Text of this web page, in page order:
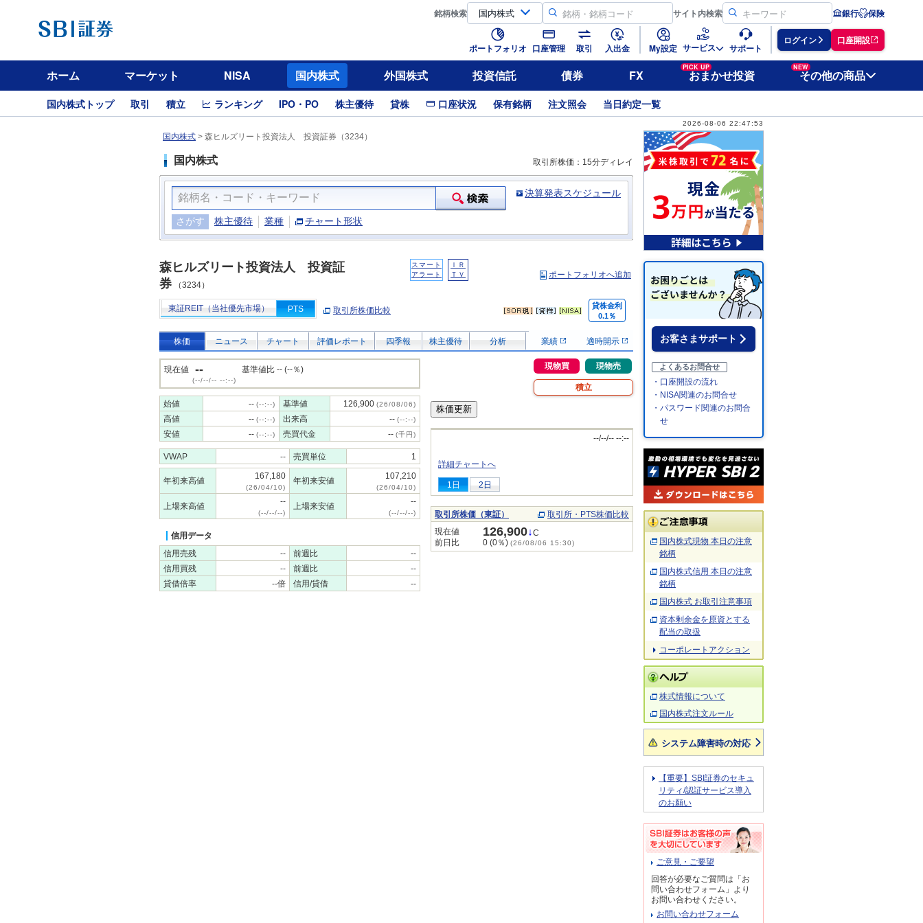
銘柄検索 サイト内検索 銀行 保険
ポートフォリオ 口座管理 取引 入出金 My設定 サービス サポート
ログイン 口座開設
ホーム マーケット NISA 国内株式 外国株式 投資信託 債券 FX
PICK UP
おまかせ投資
NEW
その他の商品
国内株式トップ 取引 積立 ランキング IPO・PO 株主優待 貸株 口座状況 保有銘柄 注文照会 当日約定一覧
2026-08-06 22:47:53
国内株式 > 森ヒルズリート投資法人 投資証券（3234）
国内株式 取引所株価：15分ディレイ
決算発表スケジュール
さがす 株主優待 業種 チャート形状
森ヒルズリート投資法人 投資証
券 （3234）
スマート
アラート
ＩＲ
ＴＶ
ポートフォリオへ追加
東証REIT（当社優先市場） PTS 取引所株価比較
貸株金利
0.1％
株価 ニュース チャート 評価レポート 四季報 株主優待 分析 業績 適時開示
現在値 --
(--/--/-- --:--)
基準値比 -- (--％)
始値 -- (--:--) 基準値 126,900 (26/08/06)
高値 -- (--:--) 出来高 -- (--:--)
安値 -- (--:--) 売買代金 -- (千円)
VWAP -- 売買単位 1
年初来高値 167,180
(26/04/10)
年初来安値 107,210
(26/04/10)
上場来高値 --
(--/--/--)
上場来安値 --
(--/--/--)
信用データ
信用売残
-- 前週比
--
信用買残
-- 前週比
--
貸借倍率
--倍 信用/貸借 --
現物買 現物売
積立
--/--/-- --:--
詳細チャートへ
1日 2日
取引所株価（東証）
取引所・PTS株価比較
現在値
126,900↓C
前日比
0 (0％) (26/08/06 15:30)
お客さまサポート
よくあるお問合せ
・口座開設の流れ
・NISA関連のお問合せ
・パスワード関連のお問合
せ
国内株式現物 本日の注意
銘柄
国内株式信用 本日の注意
銘柄
国内株式 お取引注意事項
資本剰余金を原資とする
配当の取扱
コーポレートアクション
株式情報について
国内株式注文ルール
システム障害時の対応
【重要】SBI証券のセキュ
リティ/認証サービス導入
のお願い
ご意見・ご要望
回答が必要なご質問は「お
問い合わせフォーム」より
お問い合わせください。
お問い合わせフォーム